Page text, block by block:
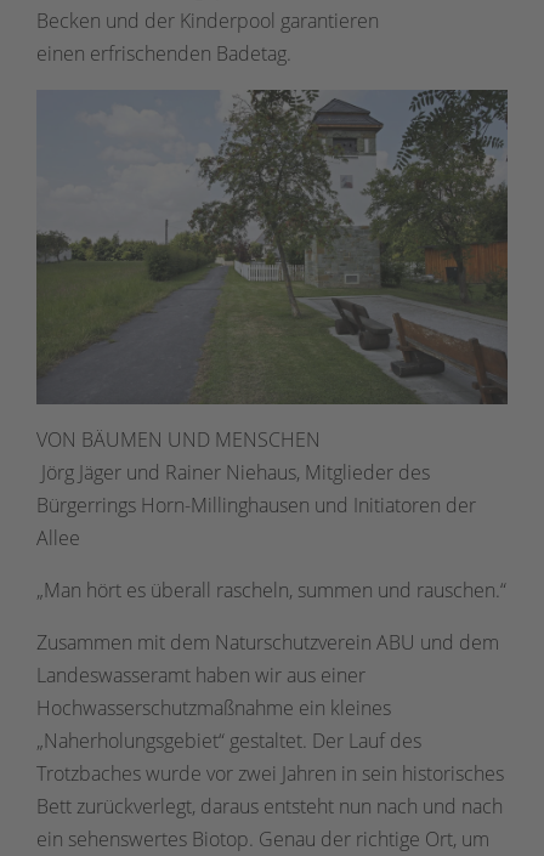
Becken und der Kinderpool garantieren
einen erfrischenden Badetag.
VON BÄUMEN UND MENSCHEN
Jörg Jäger und Rainer Niehaus, Mitglieder des
Bürgerrings Horn-Millinghausen und Initiatoren der
Allee
„Man hört es überall rascheln, summen und rauschen.“
Zusammen mit dem Naturschutzverein ABU und dem
Landeswasseramt haben wir aus einer
Hochwasserschutzmaßnahme ein kleines
„Naherholungsgebiet“ gestaltet. Der Lauf des
Trotzbaches wurde vor zwei Jahren in sein historisches
Bett zurückverlegt, daraus entsteht nun nach und nach
ein sehenswertes Biotop. Genau der richtige Ort, um